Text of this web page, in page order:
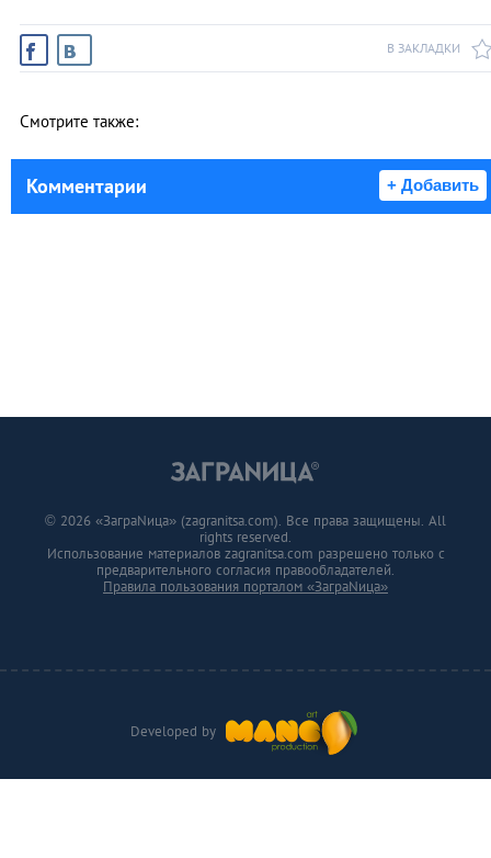
В ЗАКЛАДКИ
Смотрите также:
Комментарии + Добавить
Developed by
© 2026 «ЗаграNица» (zagranitsa.com). Все права защищены. All
rights reserved.
Использование материалов zagranitsa.com разрешено только с
предварительного согласия правообладателей.
Правила пользования порталом «ЗаграNица»